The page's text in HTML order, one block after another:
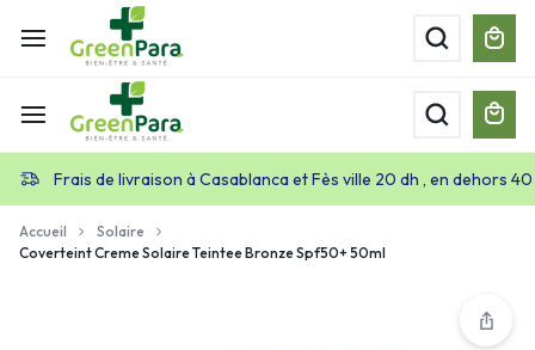
Frais de livraison à Casablanca et Fès ville 20 dh , en dehors
Accueil
Solaire
Coverteint Creme Solaire Teintee Bronze Spf50+ 50ml